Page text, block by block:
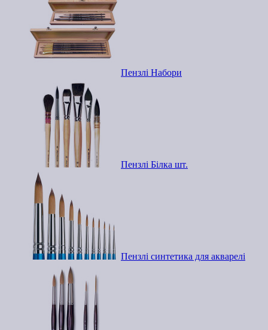
Пензлі Набори
Пензлі Білка шт.
Пензлі синтетика для акварелі